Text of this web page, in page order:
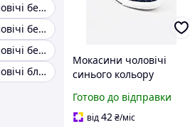
Мокасини чоловічі без візерунків і принтів
Мокасини чоловічі без обробки
Мокасини чоловічі без підкладки
Мокасини чоловічі блакитний
Мокасини чоловічі
синього кольору
Готово до відправки
від42₴/міс